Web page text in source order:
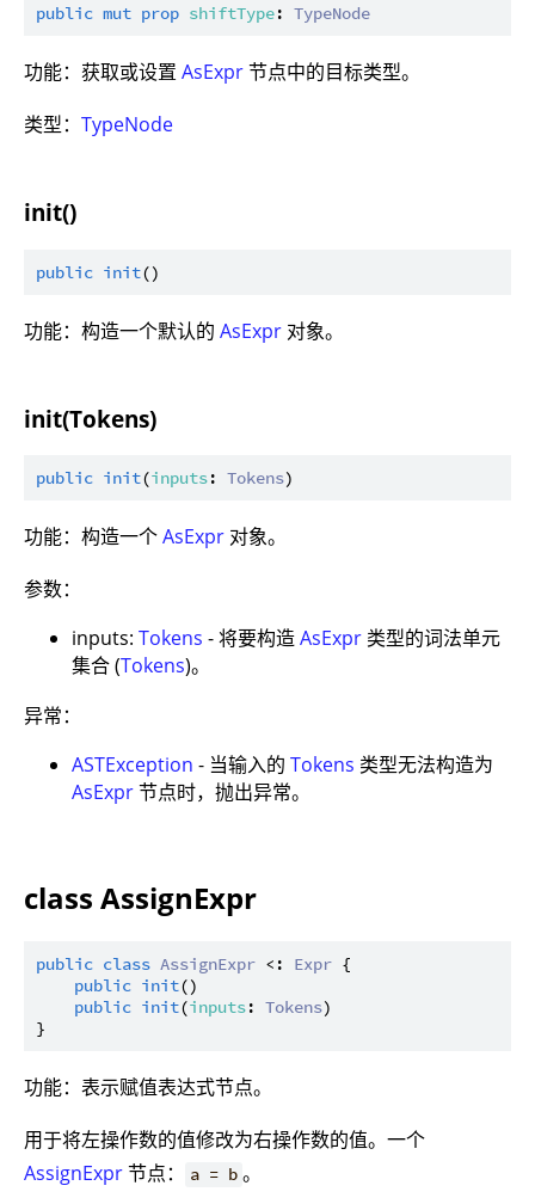
public mut prop shiftType: TypeNode
功能：获取或设置 AsExpr节点中的目标类型。
类型： TypeNode
init()
public init
功能：构造一个默认的 AsExpr 对象。
init(Tokens)
public init(inputs: Tokens
功能：构造一个AsExpr 对象。
参数：
inputs: Tokens - 将要构造AsExpr 类型的词法单元
集合 (Tokens)。
异常：
ASTException - 当输入的 Tokens 类型无法构造为
AsExpr节点时，抛出异常。
class AssignExpr
public class AssignExpr <: Expr {
public init()
public init(inputs: Tokens)
功能：表示赋值表达式节点。
用于将左操作数的值修改为右操作数的值。一个
AssignExpr节点： a = b 。